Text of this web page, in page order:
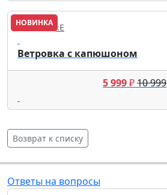
НОВИНКА
FINN FLARE
Ветровка с капюшоном
5 999₽10 999
Возврат к списку
Ответы на вопросы